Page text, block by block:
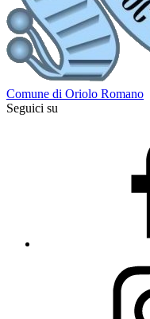
Comune di Oriolo Romano
Seguici su